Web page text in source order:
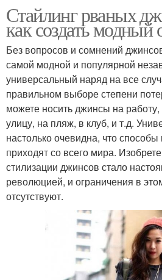
Стайлинг рваных
как создать модный
Без вопросов и сомнений
самой модной и популярной
универсальный наряд на все
правильном выборе степени
можете носить джинсы на
улицу, на пляж, в клуб, и т.д.
настолько очевидна, что способы
приходят со всего мира.
стилизации джинсов стало
революцией, и ограничения в
отсутствуют.